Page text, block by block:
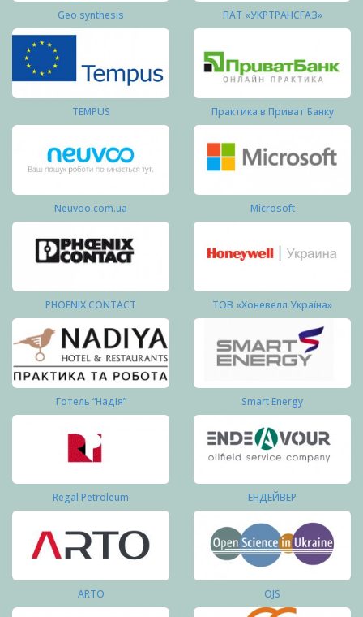
Geo synthesis ПАТ «УКРТРАНСГАЗ»
TEMPUS Практика в Приват Банку
Neuvoo.com.ua Microsoft
PHOENIX CONTACT ТОВ «Хоневелл Україна»
Готель “Надія” Smart Energy
Regal Petroleum ЕНДЕЙВЕР
ARTO OJS